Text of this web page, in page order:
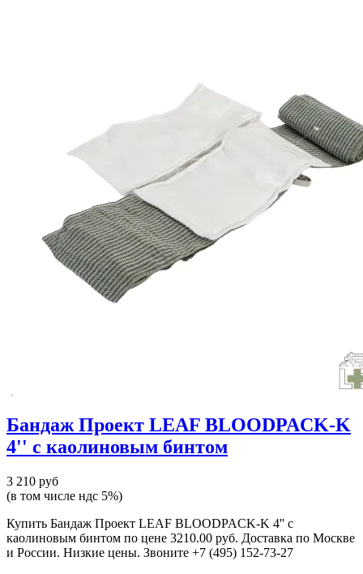
Бандаж Проект LEAF BLOODPACK-K
4'' с каолиновым бинтом
3 210 руб
(в том числе ндс 5%)
Купить Бандаж Проект LEAF BLOODPACK-K 4'' с
каолиновым бинтом по цене 3210.00 руб. Доставка по Москве
и России. Низкие цены. Звоните +7 (495) 152-73-27